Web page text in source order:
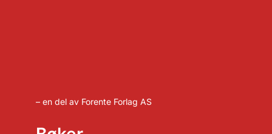
– en del av Forente Forlag AS